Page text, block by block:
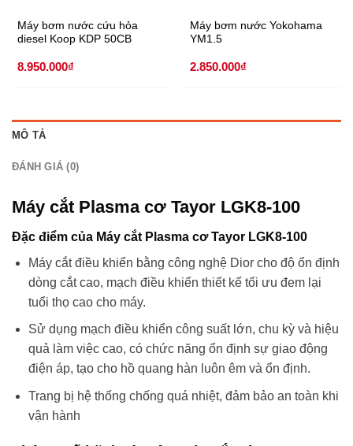
Máy bơm nước cứu hỏa
diesel Koop KDP 50CB
8.950.000₫
Máy bơm nước Yokohama
YM1.5
2.850.000₫
MÔ TẢ
ĐÁNH GIÁ (0)
Máy cắt Plasma cơ Tayor LGK8-100
Đặc điểm của Máy cắt Plasma cơ Tayor LGK8-100
Máy cắt điều khiển bằng công nghệ Dior cho độ ổn định
dòng cắt cao, mạch điều khiển thiết kế tối ưu đem lại
tuổi thọ cao cho máy.
Sử dụng mạch điều khiển công suất lớn, chu kỳ và hiệu
quả làm việc cao, có chức năng ổn định sự giao động
điện áp, tạo cho hồ quang hàn luôn êm và ổn định.
Trang bị hệ thống chống quá nhiệt, đảm bảo an toàn khi
vận hành